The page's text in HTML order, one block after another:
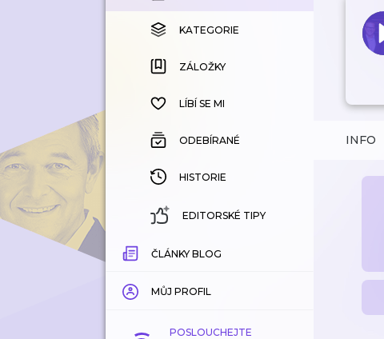
KATEGORIE
ZÁLOŽKY
HISTORIE
KATEGORIE
ZÁLOŽKY
LÍBÍ SE MI
ODEBÍRANÉ
HISTORIE
EDITORSKÉ TIPY
ČLÁNKY BLOG
MŮJ PROFIL
POSLOUCHEJTE
INFO